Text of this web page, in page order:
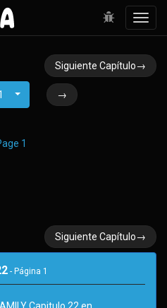
Siguiente Capítulo→
→
Siguiente Capítulo→
- Página 1